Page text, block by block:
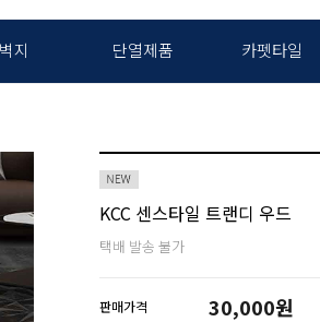
벽지 단열제품 카펫타일
KCC 센스타일 트랜디 우드
택배 발송 불가
판매가격 30,000원